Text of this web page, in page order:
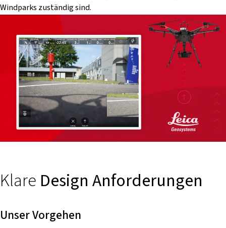
Windparks zuständig sind.
Klare Design Anforderungen
Unser Vorgehen